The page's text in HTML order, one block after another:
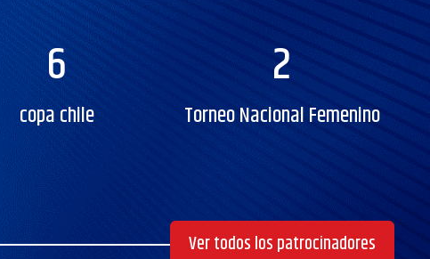
6
copa chile
2
Torneo Nacional Femenino
Ver todos los patrocinadores